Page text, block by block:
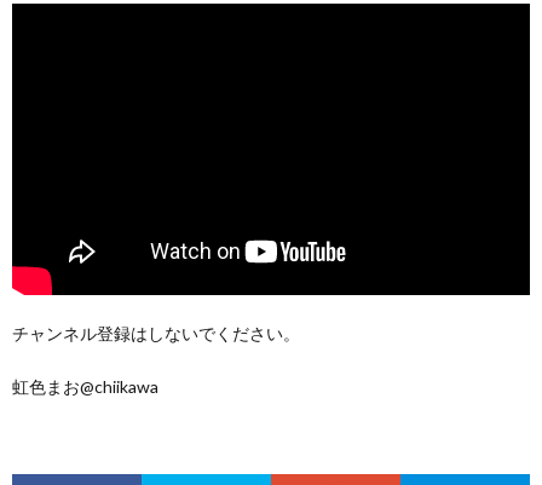
チャンネル登録はしないでください。
虹色まお@chiikawa